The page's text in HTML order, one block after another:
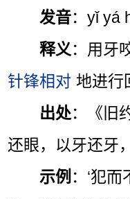
发音：yǐ yá
释义 ：用牙
针锋相对 地进行
出处：《旧
还眼，以牙还牙
示例 ：‘犯而